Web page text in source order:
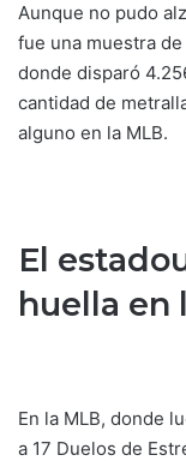
Aunque no pudo
fue una muestra
donde disparó
cantidad de
alguno en la MLB.
El
huella en
En la MLB, donde
a 17 Duelos de